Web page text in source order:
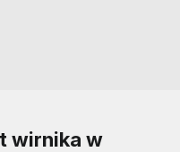
wirnika w